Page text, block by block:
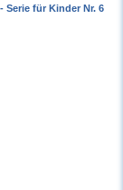
Serie für Kinder Nr. 6